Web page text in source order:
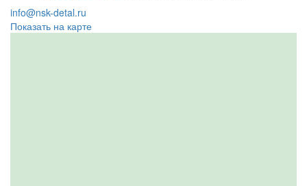
info@nsk-detal.ru
Показать на карте